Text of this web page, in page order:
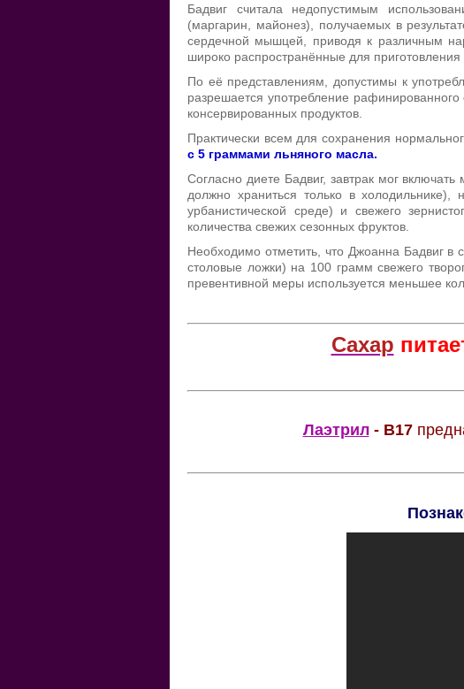
Бадвиг считала недопустимым
(маргарин, майонез), получаемых в
сердечной мышцей, приводя к различным
широко распространённые для
По её представлениям, допустимы к
разрешается употребление
консервированных продуктов.
Практически всем для сохранения
с 5 граммами льняного масла.
Согласно диете Бадвиг, завтрак мог
должно храниться только в
урбанистической среде) и свежего
количества свежих сезонных фруктов.
Необходимо отметить, что Джоанна Бадвиг в
столовые ложки) на 100 грамм свежего
превентивной меры используется меньшее
Сахар
Лаэтрил- В17